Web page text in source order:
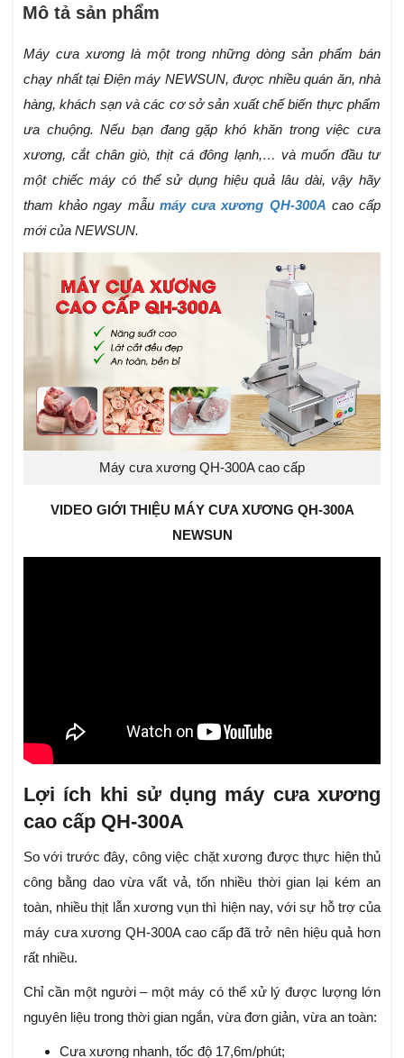
Mô tả sản phẩm
Máy cưa xương là một trong những dòng sản phẩm bán
chạy nhất tại Điện máy NEWSUN, được nhiều quán ăn, nhà
hàng, khách sạn và các cơ sở sản xuất chế biến thực phẩm
ưa chuộng. Nếu bạn đang gặp khó khăn trong việc cưa
xương, cắt chân giò, thịt cá đông lạnh,… và muốn đầu tư
một chiếc máy có thể sử dụng hiệu quả lâu dài, vậy hãy
tham khảo ngay mẫu máy cưa xương QH-300A cao cấp
mới của NEWSUN.
Máy cưa xương QH-300A cao cấp
VIDEO GIỚI THIỆU MÁY CƯA XƯƠNG QH-300A
NEWSUN
Lợi ích khi sử dụng máy cưa xương
cao cấp QH-300A
So với trước đây, công việc chặt xương được thực hiện thủ
công bằng dao vừa vất vả, tốn nhiều thời gian lại kém an
toàn, nhiều thịt lẫn xương vụn thì hiện nay, với sự hỗ trợ của
máy cưa xương QH-300A cao cấp đã trở nên hiệu quả hơn
rất nhiều.
Chỉ cần một người – một máy có thể xử lý được lượng lớn
nguyên liệu trong thời gian ngắn, vừa đơn giản, vừa an toàn:
Cưa xương nhanh, tốc độ 17,6m/phút;